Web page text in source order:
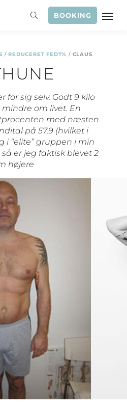
BOOKING
/ REDUCERET FEDT% / CLAUS
for sig selv. Godt 9 kilo
mindre om livet. En
med næsten
på 57,9 (hvilket i
“elite” gruppen i min
er jeg faktisk blevet 2
højere